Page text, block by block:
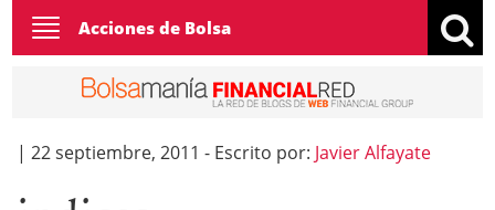
Toggle
navigation
Acciones de Bolsa
| 22 septiembre, 2011 - Escrito por: Javier Alfayate